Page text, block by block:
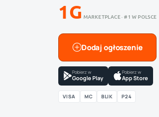
1G MARKETPLACE · #1 W POLSCE
Dodaj ogłoszenie
Pobierz w
Google Play
Pobierz w
App Store
VISA MC BLIK P24